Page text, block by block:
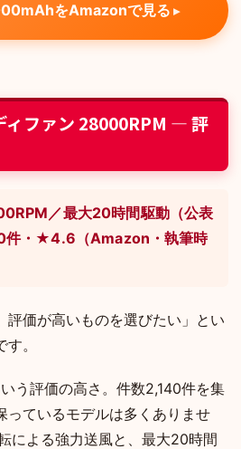
をAmazonで見る
ィファン 28000RPM — 評
／最大20時間駆動（公表
件・★4.6（Amazon・執筆時
評価が高いものを選びたい」とい
。
う評価の高さ。件数2,140件を集
っているモデルは多くありませ
による強力送風と、最大20時間